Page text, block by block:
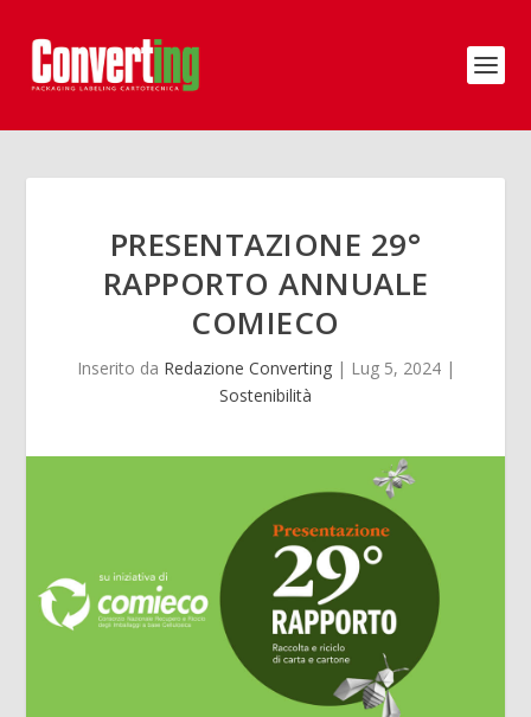
PRESENTAZIONE 29°
RAPPORTO ANNUALE
COMIECO
Inserito da Redazione Converting| Lug 5, 2024|
Sostenibilità